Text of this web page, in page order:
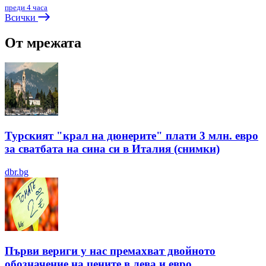
преди 4 часа
Всички
От мрежата
Турският "крал на дюнерите" плати 3 млн. евро
за сватбата на сина си в Италия (снимки)
dbr.bg
Първи вериги у нас премахват двойното